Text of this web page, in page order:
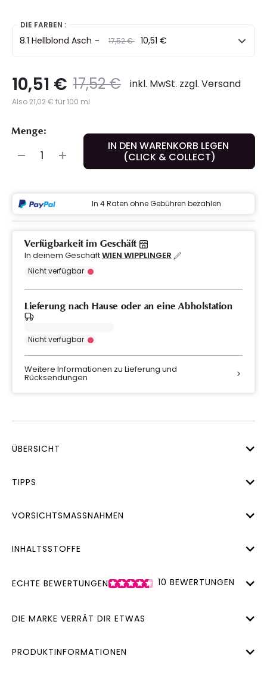
DIE FARBEN :
8.1 Hellblond Asch - Preis
17,52 €to10,51 €
Preis
17,52 €to
10,51 € inkl. MwSt. zzgl. Versand
Also 21,02 € für 100 ml
Menge:
IN DEN WARENKORB LEGEN
(CLICK & COLLECT)
In 4 Raten ohne Gebühren bezahlen
Verfügbarkeit im Geschäft
In deinem GeschäftWIEN WIPPLINGER
Nicht verfügbar
Lieferung nach Hause oder an eine Abholstation
Nicht verfügbar
Weitere Informationen zu Lieferung und
Rücksendungen
ÜBERSICHT
TIPPS
VORSICHTSMASSNAHMEN
INHALTSSTOFFE
ECHTE BEWERTUNGEN 10 BEWERTUNGEN
DIE MARKE VERRÄT DIR ETWAS
PRODUKTINFORMATIONEN